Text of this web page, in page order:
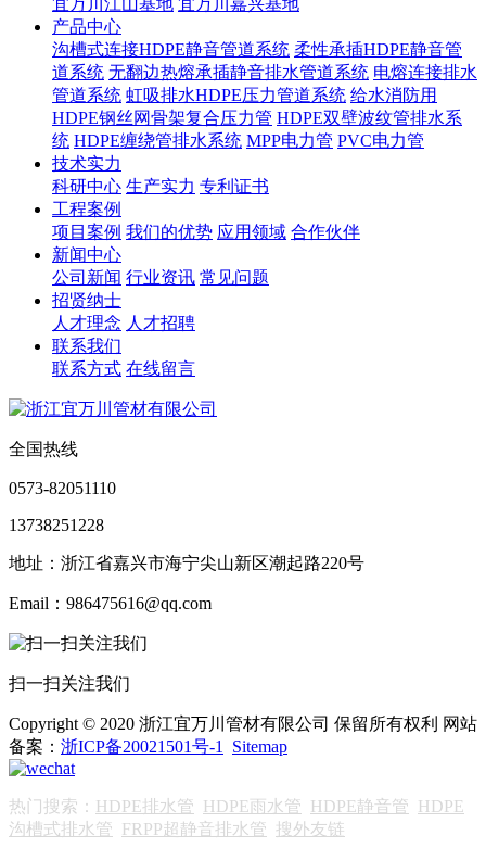
宜万川江山基地 宜万川嘉兴基地
产品中心
沟槽式连接HDPE静音管道系统 柔性承插HDPE静音管
道系统 无翻边热熔承插静音排水管道系统 电熔连接排水
管道系统 虹吸排水HDPE压力管道系统 给水消防用
HDPE钢丝网骨架复合压力管 HDPE双壁波纹管排水系
统 HDPE缠绕管排水系统 MPP电力管 PVC电力管
技术实力
科研中心 生产实力 专利证书
工程案例
项目案例 我们的优势 应用领域 合作伙伴
新闻中心
公司新闻 行业资讯 常见问题
招贤纳士
人才理念 人才招聘
联系我们
联系方式 在线留言
全国热线
0573-82051110
13738251228
地址：浙江省嘉兴市海宁尖山新区潮起路220号
Email：986475616@qq.com
扫一扫关注我们
Copyright © 2020 浙江宜万川管材有限公司 保留所有权利 网站
备案： 浙ICP备20021501号-1 Sitemap
热门搜索： HDPE排水管 HDPE雨水管 HDPE静音管 HDPE
沟槽式排水管 FRPP超静音排水管 搜外友链